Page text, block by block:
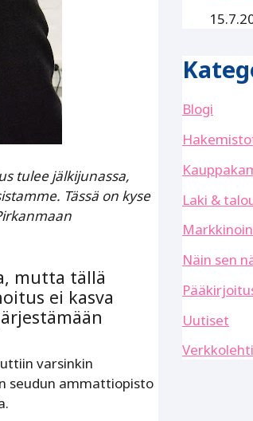
tulee jälkijunassa,
Tässä on kyse
mutta tällä
ei kasva
varsinkin
seudun ammattiopisto
Blogi
Laki &
Näin sen
Uutiset
Verkkolehti